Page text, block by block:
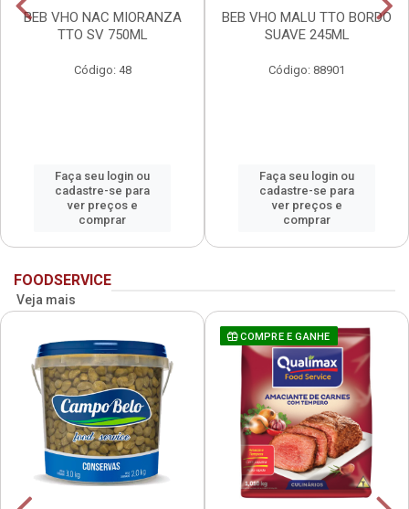
BEB VHO NAC MIORANZA
TTO SV 750ML
Código: 48
Faça seu login ou
cadastre-se para
ver preços e
comprar
BEB VHO MALU TTO BORDO
SUAVE 245ML
Código: 88901
Faça seu login ou
cadastre-se para
ver preços e
comprar
FOODSERVICE
Veja mais
COMPRE E GANHE